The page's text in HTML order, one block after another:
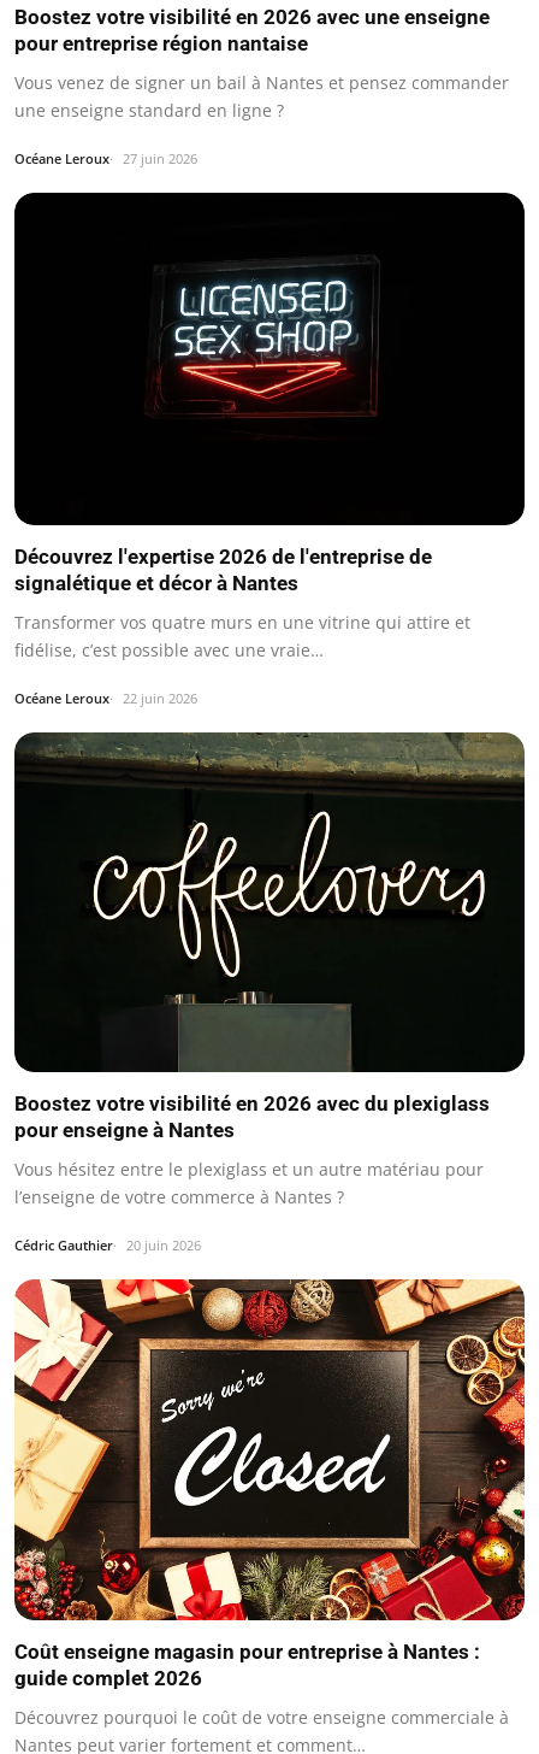
Boostez votre visibilité en 2026 avec une enseigne
pour entreprise région nantaise
Vous venez de signer un bail à Nantes et pensez commander
une enseigne standard en ligne ?
Océane Leroux 27 juin 2026
Découvrez l'expertise 2026 de l'entreprise de
signalétique et décor à Nantes
Transformer vos quatre murs en une vitrine qui attire et
fidélise, c’est possible avec une vraie…
Océane Leroux 22 juin 2026
Boostez votre visibilité en 2026 avec du plexiglass
pour enseigne à Nantes
Vous hésitez entre le plexiglass et un autre matériau pour
l’enseigne de votre commerce à Nantes ?
Cédric Gauthier 20 juin 2026
Coût enseigne magasin pour entreprise à Nantes :
guide complet 2026
Découvrez pourquoi le coût de votre enseigne commerciale à
Nantes peut varier fortement et comment…